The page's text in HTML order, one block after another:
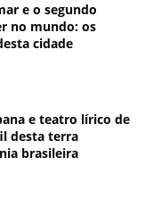
e o segundo
no mundo: os
cidade
e teatro lírico de
desta terra
brasileira